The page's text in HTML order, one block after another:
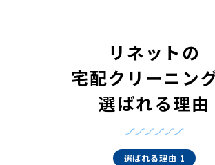
リネットの
宅配クリーニン
選ばれる理由
選ばれる理由 1